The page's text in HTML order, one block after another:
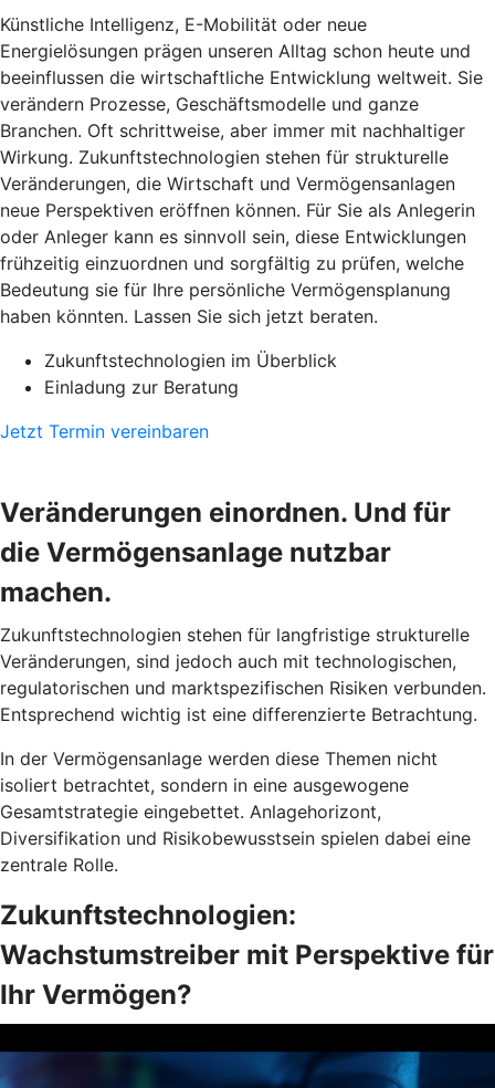
Künstliche Intelligenz, E-Mobilität oder neue
Energielösungen prägen unseren Alltag schon heute und
beeinflussen die wirtschaftliche Entwicklung weltweit. Sie
verändern Prozesse, Geschäftsmodelle und ganze
Branchen. Oft schrittweise, aber immer mit nachhaltiger
Wirkung. Zukunftstechnologien stehen für strukturelle
Veränderungen, die Wirtschaft und Vermögensanlagen
neue Perspektiven eröffnen können. Für Sie als Anlegerin
oder Anleger kann es sinnvoll sein, diese Entwicklungen
frühzeitig einzuordnen und sorgfältig zu prüfen, welche
Bedeutung sie für Ihre persönliche Vermögensplanung
haben könnten. Lassen Sie sich jetzt beraten.
Zukunftstechnologien im Überblick
Einladung zur Beratung
Jetzt Termin vereinbaren
Veränderungen einordnen. Und für
die Vermögensanlage nutzbar
machen.
Zukunftstechnologien stehen für langfristige strukturelle
Veränderungen, sind jedoch auch mit technologischen,
regulatorischen und marktspezifischen Risiken verbunden.
Entsprechend wichtig ist eine differenzierte Betrachtung.
In der Vermögensanlage werden diese Themen nicht
isoliert betrachtet, sondern in eine ausgewogene
Gesamtstrategie eingebettet. Anlagehorizont,
Diversifikation und Risikobewusstsein spielen dabei eine
zentrale Rolle.
Zukunftstechnologien:
Wachstumstreiber mit Perspektive für
Ihr Vermögen?